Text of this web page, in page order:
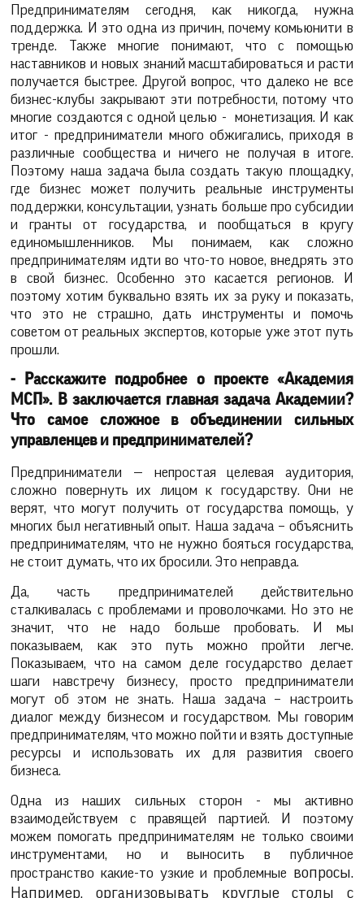
Предпринимателям сегодня, как никогда, нужна
поддержка. И это одна из причин, почему комьюнити в
тренде. Также многие понимают, что с помощью
наставников и новых знаний масштабироваться и расти
получается быстрее. Другой вопрос, что далеко не все
бизнес-клубы закрывают эти потребности, потому что
многие создаются с одной целью - монетизация. И как
итог - предприниматели много обжигались, приходя в
различные сообщества и ничего не получая в итоге.
Поэтому наша задача была создать такую площадку,
где бизнес может получить реальные инструменты
поддержки, консультации, узнать больше про субсидии
и гранты от государства, и пообщаться в кругу
единомышленников. Мы понимаем, как сложно
предпринимателям идти во что-то новое, внедрять это
в свой бизнес. Особенно это касается регионов. И
поэтому хотим буквально взять их за руку и показать,
что это не страшно, дать инструменты и помочь
советом от реальных экспертов, которые уже этот путь
прошли.
- Расскажите подробнее о проекте «Академия
МСП». В заключается главная задача Академии?
Что самое сложное в объединении сильных
управленцев и предпринимателей?
Предприниматели — непростая целевая аудитория,
сложно повернуть их лицом к государству. Они не
верят, что могут получить от государства помощь, у
многих был негативный опыт. Наша задача – объяснить
предпринимателям, что не нужно бояться государства,
не стоит думать, что их бросили. Это неправда.
Да, часть предпринимателей действительно
сталкивалась с проблемами и проволочками. Но это не
значит, что не надо больше пробовать. И мы
показываем, как это путь можно пройти легче.
Показываем, что на самом деле государство делает
шаги навстречу бизнесу, просто предприниматели
могут об этом не знать. Наша задача – настроить
диалог между бизнесом и государством. Мы говорим
предпринимателям, что можно пойти и взять доступные
ресурсы и использовать их для развития своего
бизнеса.
Одна из наших сильных сторон - мы активно
взаимодействуем с правящей партией. И поэтому
можем помогать предпринимателям не только своими
инструментами, но и выносить в публичное
пространство какие-то узкие и проблемные вопросы.
Например, организовывать круглые столы с